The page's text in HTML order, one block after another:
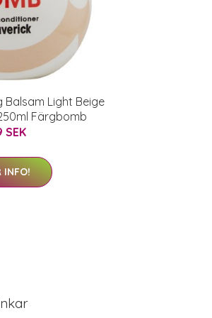
Balsam Light Beige
Färgbomb
SEK
INFO!